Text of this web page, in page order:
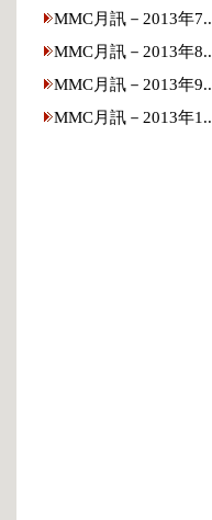
MMC月訊－2013年7..
MMC月訊－2013年8..
MMC月訊－2013年9..
MMC月訊－2013年1..